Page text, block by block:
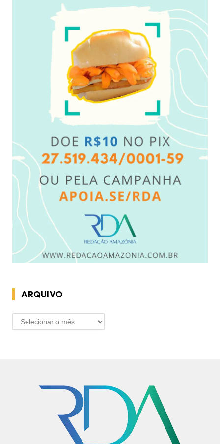
ARQUIVO
ARQUIVO